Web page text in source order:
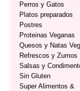
Perros y Gatos
Platos preparados
Postres
Proteinas Veganas
Quesos y Natas
Refrescos y Zumos
Salsas y
Sin Gluten
Super Alimentos &